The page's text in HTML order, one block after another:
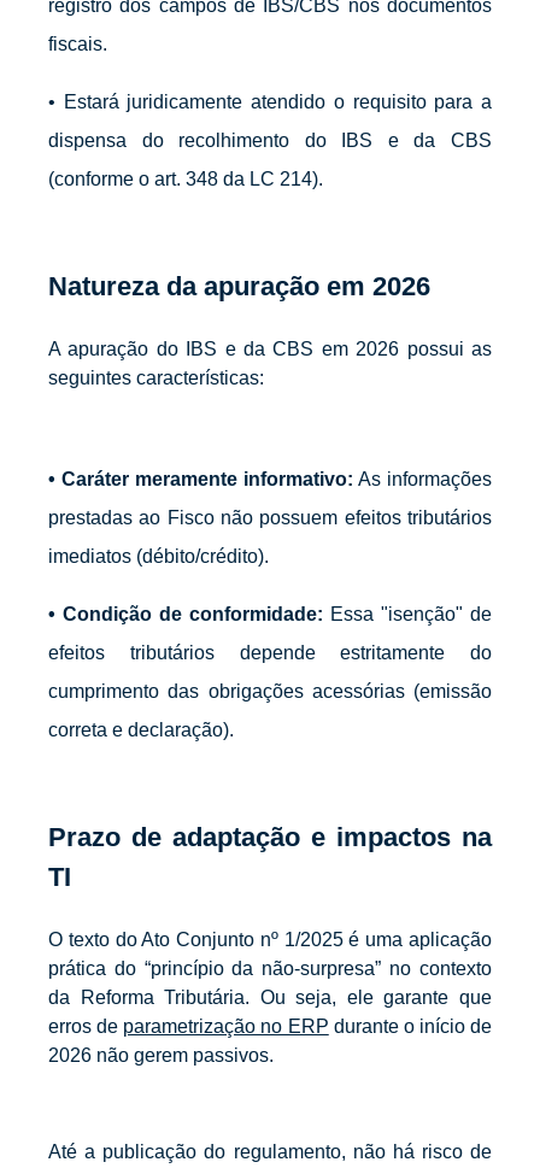
registro dos campos de IBS/CBS nos documentos
fiscais.
• Estará juridicamente atendido o requisito para a
dispensa do recolhimento do IBS e da CBS
(conforme o art. 348 da LC 214).
Natureza da apuração em 2026
A apuração do IBS e da CBS em 2026 possui as
seguintes características:
• Caráter meramente informativo: As informações
prestadas ao Fisco não possuem efeitos tributários
imediatos (débito/crédito).
• Condição de conformidade: Essa "isenção" de
efeitos tributários depende estritamente do
cumprimento das obrigações acessórias (emissão
correta e declaração).
Prazo de adaptação e impactos na
TI
O texto do Ato Conjunto nº 1/2025 é uma aplicação
prática do “princípio da não-surpresa” no contexto
da Reforma Tributária. Ou seja, ele garante que
erros de parametrização no ERP durante o início de
2026 não gerem passivos.
Até a publicação do regulamento, não há risco de